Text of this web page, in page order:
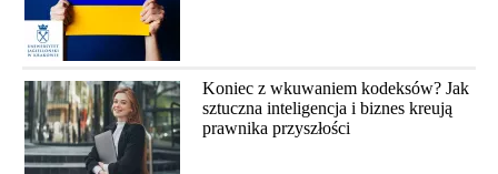
Koniec z wkuwaniem kodeksów? Jak
sztuczna inteligencja i biznes kreują
prawnika przyszłości